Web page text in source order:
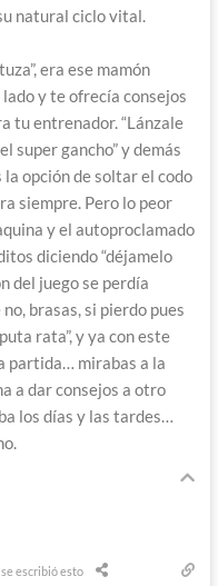
natural ciclo vital.
era ese mamón
y te ofrecía consejos
tu entrenador. “Lánzale
super gancho” y demás
opción de soltar el codo
siempre. Pero lo peor
y el autoproclamado
diciendo “déjamelo
del juego se perdía
brasas, si pierdo pues
rata”, y ya con este
partida… mirabas a la
a dar consejos a otro
los días y las tardes…
escribió esto